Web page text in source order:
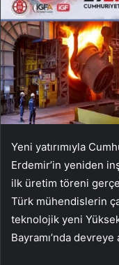
Yeni yatırımıyla
Erdemir’in yeniden
ilk üretim töreni
Türk mühendislerin
teknolojik yeni
Bayramı’nda devreye